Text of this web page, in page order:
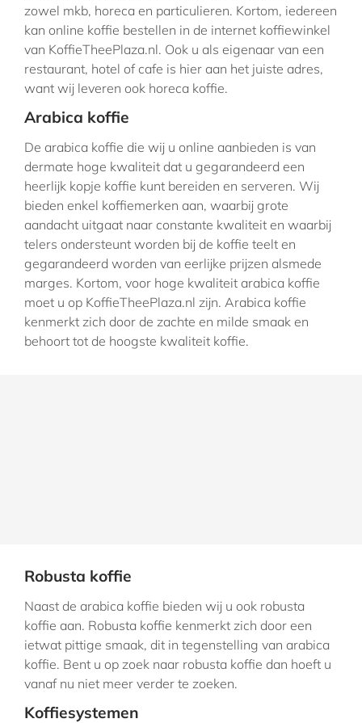
zowel mkb, horeca en particulieren. Kortom, iedereen
kan online koffie bestellen in de internet koffiewinkel
van KoffieTheePlaza.nl. Ook u als eigenaar van een
restaurant, hotel of cafe is hier aan het juiste adres,
want wij leveren ook horeca koffie.
Arabica koffie
De arabica koffie die wij u online aanbieden is van
dermate hoge kwaliteit dat u gegarandeerd een
heerlijk kopje koffie kunt bereiden en serveren. Wij
bieden enkel koffiemerken aan, waarbij grote
aandacht uitgaat naar constante kwaliteit en waarbij
telers ondersteunt worden bij de koffie teelt en
gegarandeerd worden van eerlijke prijzen alsmede
marges. Kortom, voor hoge kwaliteit arabica koffie
moet u op KoffieTheePlaza.nl zijn. Arabica koffie
kenmerkt zich door de zachte en milde smaak en
behoort tot de hoogste kwaliteit koffie.
Robusta koffie
Naast de arabica koffie bieden wij u ook robusta
koffie aan. Robusta koffie kenmerkt zich door een
ietwat pittige smaak, dit in tegenstelling van arabica
koffie. Bent u op zoek naar robusta koffie dan hoeft u
vanaf nu niet meer verder te zoeken.
Koffiesystemen